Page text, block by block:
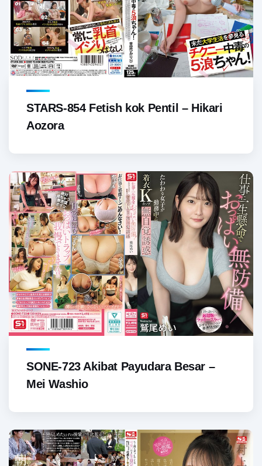
STARS-854 Fetish kok Pentil – Hikari
Aozora
SONE-723 Akibat Payudara Besar –
Mei Washio